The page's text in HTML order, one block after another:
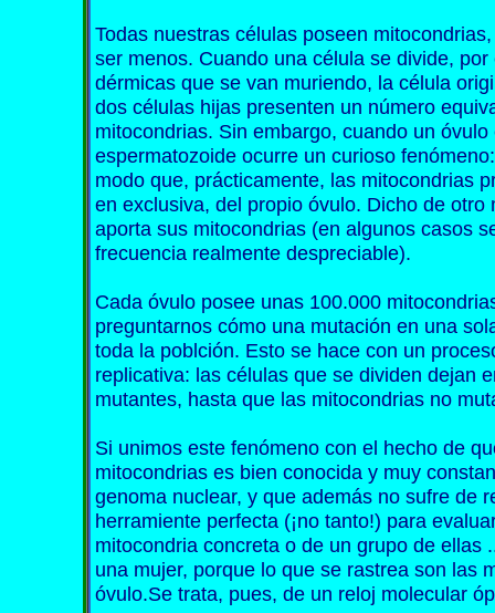
Todas nuestras células poseen
ser menos. Cuando una célula se divide,
dérmicas que se van muriendo, la célula
dos células hijas presenten un número
mitocondrias. Sin embargo, cuando un
espermatozoide ocurre un curioso
modo que, prácticamente, las mitocondrias
en exclusiva, del propio óvulo. Dicho de otro
aporta sus mitocondrias (en algunos casos
frecuencia realmente despreciable).
Cada óvulo posee unas 100.000
preguntarnos cómo una mutación en una
toda la poblción. Esto se hace con un
replicativa: las células que se dividen dejan
mutantes, hasta que las mitocondrias no
Si unimos este fenómeno con el hecho de
mitocondrias es bien conocida y muy
genoma nuclear, y que además no sufre de
herramiente perfecta (¡no tanto!) para
mitocondria concreta o de un grupo de ellas
una mujer, porque lo que se rastrea son las
óvulo.Se trata, pues, de un reloj molecular